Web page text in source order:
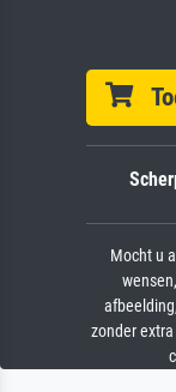
Mocht u
zonder